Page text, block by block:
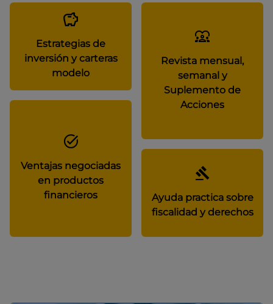
Estrategias de
inversión y carteras
modelo
Revista mensual,
semanal y
Suplemento de
Acciones
Ventajas negociadas
en productos
financieros
Ayuda practica sobre
fiscalidad y derechos